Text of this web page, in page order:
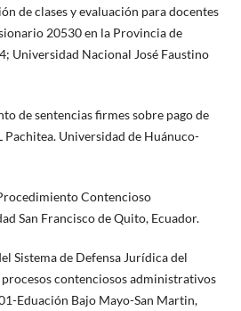
de clases y evaluación para docentes
20530 en la Provincia de
Universidad Nacional José Faustino
de sentencias firmes sobre pago de
Pachitea. Universidad de Huánuco-
Contencioso
San Francisco de Quito, Ecuador.
Sistema de Defensa Jurídica del
procesos contenciosos administrativos
Eduación Bajo Mayo-San Martin,